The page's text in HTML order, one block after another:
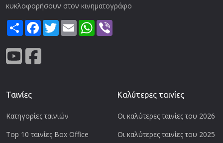
κυκλοφορήσουν στον κινηματογράφο
ShareFacebook
TwitterEmail WhatsApp
Ταινίες
Κατηγορίες ταινιών
Top 10 ταινίες Box Office
Καλύτερες ταινίες
Οι καλύτερες ταινίες του 2026
Οι καλύτερες ταινίες του 2025